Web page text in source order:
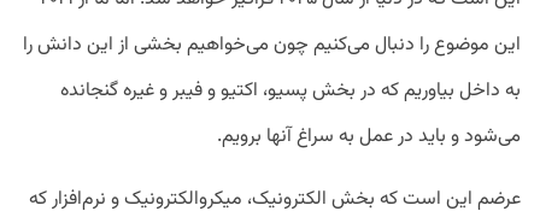
این موضوع را دنبال می‌کنیم چون می‌خواهیم بخشی از این دانش را
به داخل بیاوریم که در بخش پسیو، اکتیو و فیبر و غیره گنجانده
می‌شود و باید در عمل به سراغ آنها برویم.
عرضم این است که بخش الکترونیک، میکروالکترونیک و نرم‌افزار که